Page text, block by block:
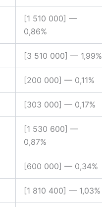
[1 510 000] —
0,86%
[3 510 000] — 1,99%
[200 000] — 0,11%
[303 000] — 0,17%
[1 530 600] —
0,87%
[600 000] — 0,34%
[1 810 400] — 1,03%